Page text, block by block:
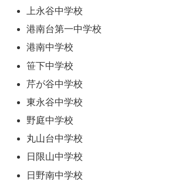
上永谷中学校
港南台第一中学校
港南中学校
笹下中学校
芹が谷中学校
東永谷中学校
野庭中学校
丸山台中学校
日限山中学校
日野南中学校